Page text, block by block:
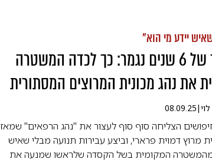
יידע מי הוא"
מצוד של 6 שנים נגמר: כך לכדה המשטרה
את נהג מכונית המרוצים המסתורית
|
08.09.25
הצליחה סוף סוף לעצור את "נהג הרפאים" שמאז
מרוץ דמוית פרארי, וביצע עבירות תנועה מבלי שאיש
מהמשטרה המקומית בשל הקסדה שלראשו שמנעה את